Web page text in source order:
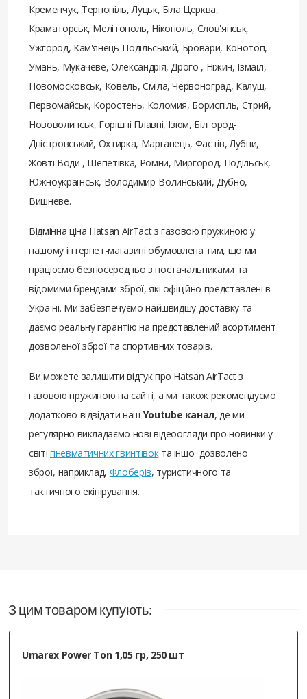
Кременчук, Тернопіль, Луцьк, Біла Церква,
Краматорськ, Мелітополь, Нікополь, Слов'янськ,
Ужгород, Кам'янець-Подільський, Бровари, Конотоп,
Умань, Мукачеве, Олександрія, Дрого , Ніжин, Ізмаїл,
Новомосковськ, Ковель, Сміла, Червоноград, Калуш,
Первомайськ, Коростень, Коломия, Бориспіль, Стрий,
Нововолинськ, Горішні Плавні, Ізюм, Білгород-
Дністровський, Охтирка, Марганець, Фастів, Лубни,
Жовті Води , Шепетівка, Ромни, Миргород, Подільськ,
Южноукраїнськ, Володимир-Волинський, Дубно,
Вишневе.
Відмінна ціна Hatsan AirTact з газовою пружиною у
нашому інтернет-магазині обумовлена ​​тим, що ми
працюємо безпосередньо з постачальниками та
відомими брендами зброї, які офіційно представлені в
Україні. Ми забезпечуємо найшвидшу доставку та
даємо реальну гарантію на представлений асортимент
дозволеної зброї та спортивних товарів.
Ви можете залишити відгук про Hatsan AirTact з
газовою пружиною на сайті, а ми також рекомендуємо
додатково відвідати наш Youtube канал, де ми
регулярно викладаємо нові відеоогляди про новинки у
світі пневматичних гвинтівокта іншої дозволеної
зброї, наприклад, Флоберів, туристичного та
тактичного екіпірування.
З цим товаром купують:
Umarex Power Ton 1,05 гр, 250 шт